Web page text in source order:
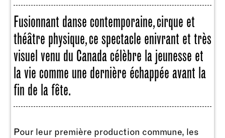
Fusionnant danse contemporaine, cirque et
théâtre physique, ce spectacle enivrant et très
visuel venu du Canada célèbre la jeunesse et
la vie comme une dernière échappée avant la
fin de la fête.
Pour leur première production commune, les